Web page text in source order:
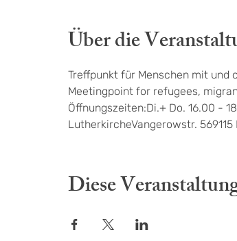
Über die
Treffpunkt für Menschen mit und
Meetingpoint for refugees,
Öffnungszeiten:Di.+ Do. 16.00 -
LutherkircheVangerowstr.
Diese